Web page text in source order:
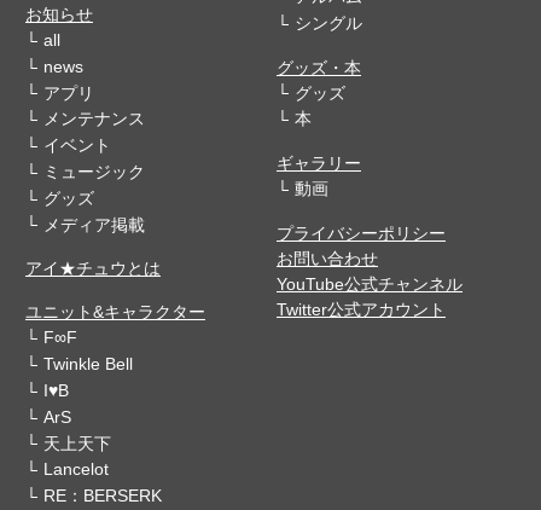
お知らせ
all
news
アプリ
メンテナンス
イベント
ミュージック
グッズ
メディア掲載
アイ★チュウとは
ユニット&キャラクター
F∞F
Twinkle Bell
I♥B
ArS
天上天下
Lancelot
RE：BERSERK
シングル
グッズ・本
グッズ
本
ギャラリー
動画
プライバシーポリシー
お問い合わせ
YouTube公式チャンネル
Twitter公式アカウント